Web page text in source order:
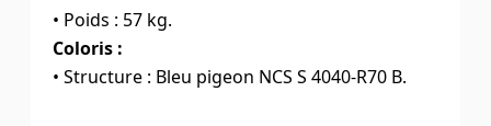
• Poids : 57 kg.
Coloris :
• Structure : Bleu pigeon NCS S 4040-R70 B.